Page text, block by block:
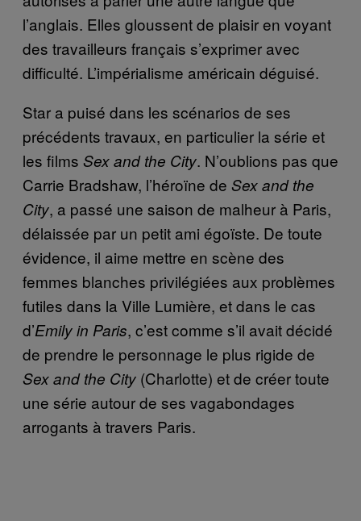
l’anglais. Elles gloussent de plaisir en voyant
des travailleurs français s’exprimer avec
difficulté. L’impérialisme américain déguisé.
Star a puisé dans les scénarios de ses
précédents travaux, en particulier la série et
les films Sex and the City. N’oublions pas que
Carrie Bradshaw, l’héroïne de Sex and the
City, a passé une saison de malheur à Paris,
délaissée par un petit ami égoïste. De toute
évidence, il aime mettre en scène des
femmes blanches privilégiées aux problèmes
futiles dans la Ville Lumière, et dans le cas
d’Emily in Paris, c’est comme s’il avait décidé
de prendre le personnage le plus rigide de
Sex and the City (Charlotte) et de créer toute
une série autour de ses vagabondages
arrogants à travers Paris.